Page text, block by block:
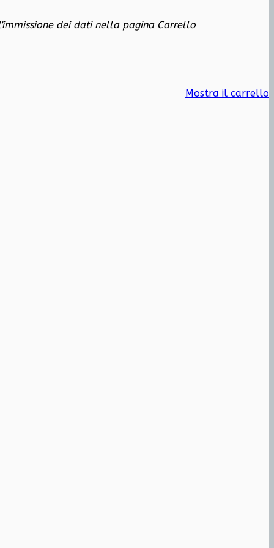
dei dati nella pagina Carrello
Mostra il carrello